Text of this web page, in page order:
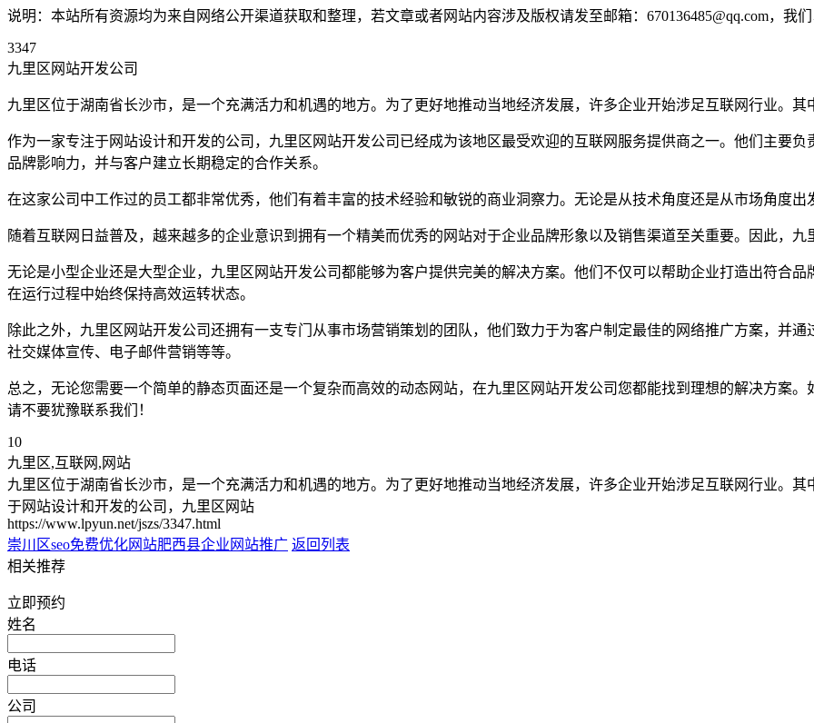
说明：本站所有资源均为来自网络公开渠道获取和整理，若文章或者网站内容涉及版权请发至邮箱：670136485@qq.com，我
3347
九里区网站开发公司
九里区位于湖南省长沙市，是一个充满活力和机遇的地方。为了更好地推动当地经济发展，许多企业开始涉足互联网行业。
作为一家专注于网站设计和开发的公司，九里区网站开发公司已经成为该地区最受欢迎的互联网服务提供商之一。他们主要
品牌影响力，并与客户建立长期稳定的合作关系。
在这家公司中工作过的员工都非常优秀，他们有着丰富的技术经验和敏锐的商业洞察力。无论是从技术角度还是从市场角度
随着互联网日益普及，越来越多的企业意识到拥有一个精美而优秀的网站对于企业品牌形象以及销售渠道至关重要。因此，
无论是小型企业还是大型企业，九里区网站开发公司都能够为客户提供完美的解决方案。他们不仅可以帮助企业打造出符合
在运行过程中始终保持高效运转状态。
除此之外，九里区网站开发公司还拥有一支专门从事市场营销策划的团队，他们致力于为客户制定最佳的网络推广方案，并
社交媒体宣传、电子邮件营销等等。
总之，无论您需要一个简单的静态页面还是一个复杂而高效的动态网站，在九里区网站开发公司您都能找到理想的解决方案
请不要犹豫联系我们！
10
九里区,互联网,网站
九里区位于湖南省长沙市，是一个充满活力和机遇的地方。为了更好地推动当地经济发展，许多企业开始涉足互联网行业。
于网站设计和开发的公司，九里区网站
https://www.lpyun.net/jszs/3347.html
崇川区seo免费优化网站肥西县企业网站推广 返回列表
相关推荐
立即预约
姓名
电话
公司